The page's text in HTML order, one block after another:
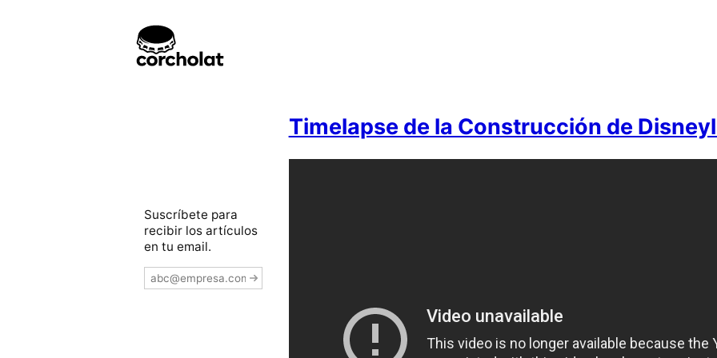
Timelapse de la Construcción de
Suscríbete para
recibir los artículos
en tu email.